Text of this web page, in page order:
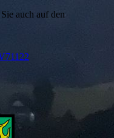
auch auf den